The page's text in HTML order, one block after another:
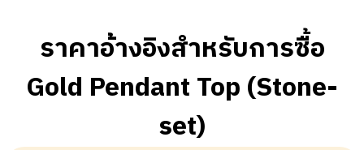
ราคาอ้างอิงสำหรับการซื้อ
Gold Pendant Top (Stone-
set)